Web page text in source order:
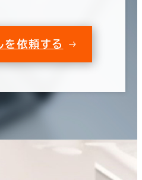
を依頼する